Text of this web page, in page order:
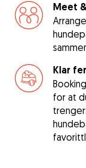
Meet
Klar
for at